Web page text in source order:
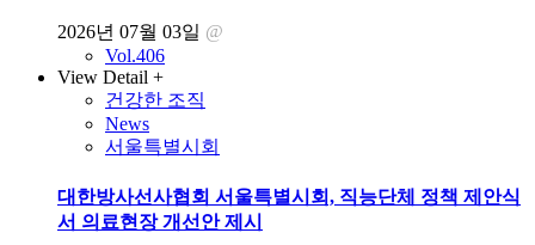
2026년 07월 03일 @
Vol.406
View Detail +
건강한 조직
News
서울특별시회
대한방사선사협회 서울특별시회, 직능단체 정책 제안식
서 의료현장 개선안 제시